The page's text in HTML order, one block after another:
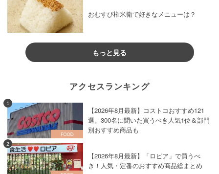
おむすび権米衛で好きなメニューは？
もっと見る
アクセスランキング
1
【2026年8月最新】コストコおすすめ121
選。300名に聞いた買うべき人気1位＆部門
別おすすめ商品も
2
【2026年8月最新】「ロピア」で買うべ
き！人気・定番のおすすめ商品総まとめ